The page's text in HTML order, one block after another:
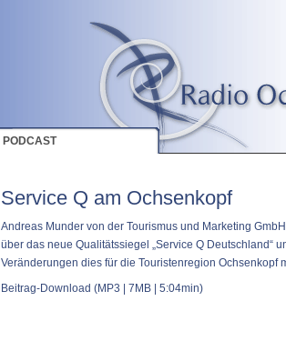
PODCAST
Service Q am Ochsenkopf
Andreas Munder von der Tourismus und Marketing
über das neue Qualitätssiegel „Service Q Deutschland“
Veränderungen dies für die Touristenregion Ochsenkopf
Beitrag-Download (MP3 | 7MB | 5:04min)